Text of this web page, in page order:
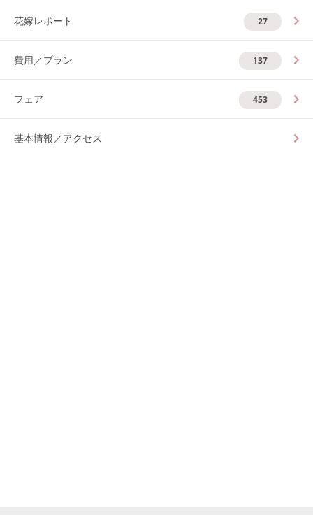
花嫁レポート 27
費用／プラン 137
フェア 453
基本情報／アクセス